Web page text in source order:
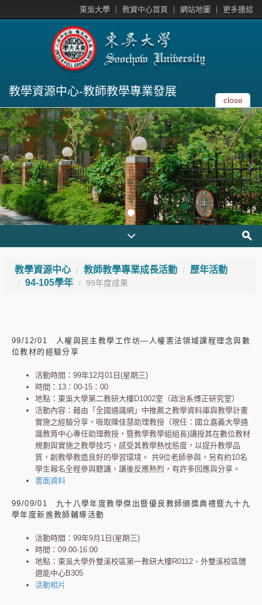
東吳大學 教資中心首頁 網站地圖 更多連結
教學資源中心-教師教學專業發展
close
教學資源中心 教師教學專業成長活動
歷年活動
94-105學年
99年度成果
99/12/01 人權與民主教學工作坊—人權憲法領域課程理念與數
位教材的經驗分享
活動時間：99年12月01日(星期三)
時間：13：00-15：00
地點：東吳大學第二教研大樓D1002室（政治系傅正研究室）
活動內容：藉由「全國通識網」中推薦之教學資料庫與教學計畫
實施之經驗分享，吸取陳佳慧助理教授（現任：國立嘉義大學通
識教育中心專任助理教授，暨教學教學組組長)講授其在數位教材
規劃與實施之教學技巧，感受其教學熱忱態度，以提升教學品
質，創教學教造良好的學習環境。 共9位老師參與，另有約10名
學生報名全程參與聽講，講後反應熱烈，有許多回應與分享。
書面資料
99/09/01 九十八學年度教學傑出暨優良教師頒獎典禮暨九十九
學年度新進教師輔導活動
活動時間：99年9月1日(星期三)
時間：09:00-16:00
地點：東吳大學外雙溪校區第一教研大樓R0112、外雙溪校區體
適能中心B305
活動相片